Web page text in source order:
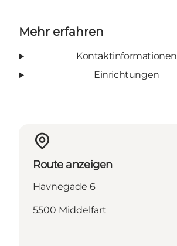
Mehr erfahren
Kontaktinformationen
Einrichtungen
Route anzeigen
Havnegade 6
5500 Middelfart